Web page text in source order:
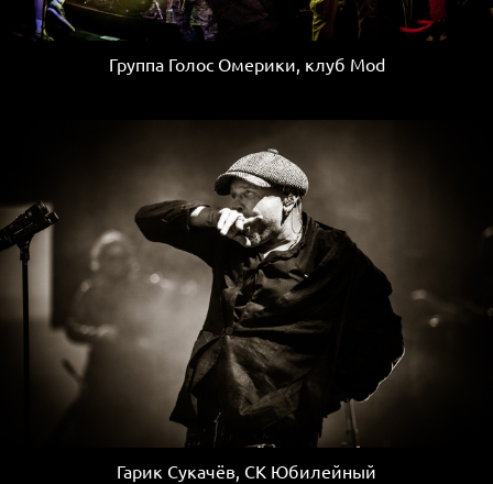
Группа Голос Омерики, клуб Mod
Гарик Сукачёв, СК Юбилейный